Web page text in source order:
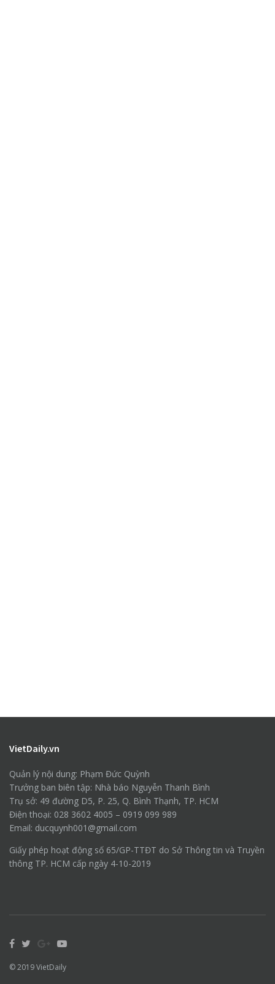
VietDaily.vn
Quản lý nội dung: Phạm Đức Quỳnh
Trưởng ban biên tập: Nhà báo Nguyễn Thanh Bình
Trụ sở: 49 đường D5, P. 25, Q. Bình Thạnh, TP. HCM
Điện thoại: 028 3602 4005 – 0919 099 989
Email: ducquynh001@gmail.com
Giấy phép hoạt động số 65/GP-TTĐT do Sở Thông tin và Truyền
thông TP. HCM cấp ngày 4-10-2019
© 2019VietDaily